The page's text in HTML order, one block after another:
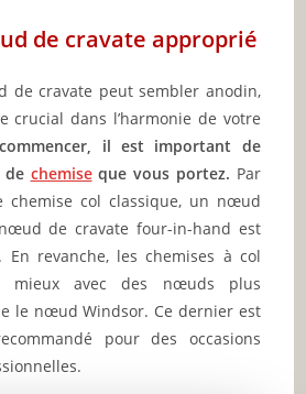
de cravate approprié
de cravate peut sembler anodin,
crucial dans l’harmonie de votre
il est important de
de chemiseque vous portez. Par
chemise col classique, un nœud
de cravate four-in-hand est
En revanche, les chemises à col
mieux avec des nœuds plus
le nœud Windsor. Ce dernier est
pour des occasions